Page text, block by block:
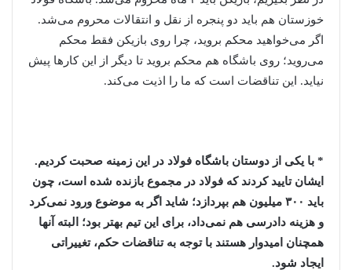
خوزستان هم باید دو پنجره از نقل و انتقالات محروم می‌شد.
اگر می‌خواهید محکم بروید، چرا روی بازیکن فقط محکم
می‌روید؛ روی باشگاه هم محکم بروید تا دیگر از این کارها پیش
نیاید. این تناقضات است که ما را اذیت می‌کند.
* با یکی از دوستان باشگاه فولاد در این زمینه صحبت کردیم.
ایشان تایید کردند که فولاد در مجموع بازنده شده است، چون
باید ۳۰۰ میلیون هم بپردازد؛ شاید اگر به موضوع ورود نمی‌کرد
و هزینه دادرسی هم نمی‌داد، برای این تیم بهتر بود؛ البته آنها
همچنان امیدوار هستند با توجه به تناقضات حکم، تغییراتی
ایجاد شود.